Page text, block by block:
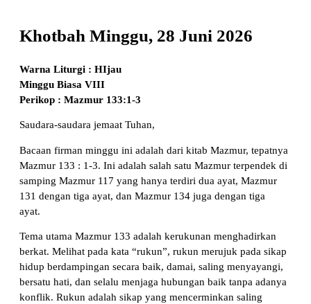
Khotbah Minggu, 28 Juni 2026
Warna Liturgi : HIjau
Minggu Biasa VIII
Perikop : Mazmur 133:1-3
Saudara-saudara jemaat Tuhan,
Bacaan firman minggu ini adalah dari kitab Mazmur, tepatnya
Mazmur 133 : 1-3. Ini adalah salah satu Mazmur terpendek di
samping Mazmur 117 yang hanya terdiri dua ayat, Mazmur
131 dengan tiga ayat, dan Mazmur 134 juga dengan tiga
ayat.
Tema utama Mazmur 133 adalah kerukunan menghadirkan
berkat. Melihat pada kata “rukun”, rukun merujuk pada sikap
hidup berdampingan secara baik, damai, saling menyayangi,
bersatu hati, dan selalu menjaga hubungan baik tanpa adanya
konflik. Rukun adalah sikap yang mencerminkan saling